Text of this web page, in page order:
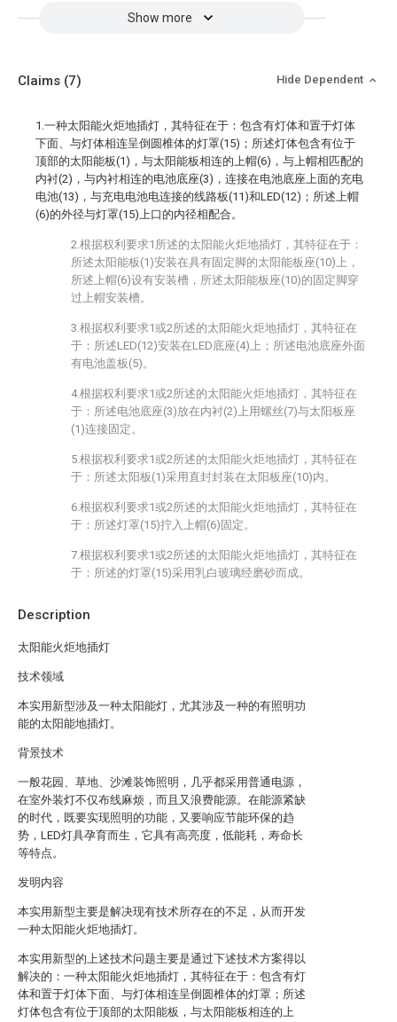
Show more
Description
太阳能火炬地插灯
技术领域
本实用新型涉及一种太阳能灯，尤其涉及一种的有照明功
能的太阳能地插灯。
背景技术
一般花园、草地、沙滩装饰照明，几乎都采用普通电源，
在室外装灯不仅布线麻烦，而且又浪费能源。在能源紧缺
的时代，既要实现照明的功能，又要响应节能环保的趋
势，LED灯具孕育而生，它具有高亮度，低能耗，寿命长
等特点。
发明内容
本实用新型主要是解决现有技术所存在的不足，从而开发
一种太阳能火炬地插灯。
本实用新型的上述技术问题主要是通过下述技术方案得以
解决的：一种太阳能火炬地插灯，其特征在于：包含有灯
体和置于灯体下面、与灯体相连呈倒圆椎体的灯罩；所述
灯体包含有位于顶部的太阳能板，与太阳能板相连的上
Claims (7) Hide Dependent
1.一种太阳能火炬地插灯，其特征在于：包含有灯体和置于灯体
下面、与灯体相连呈倒圆椎体的灯罩(15)；所述灯体包含有位于
顶部的太阳能板(1)，与太阳能板相连的上帽(6)，与上帽相匹配的
内衬(2)，与内衬相连的电池底座(3)，连接在电池底座上面的充电
电池(13)，与充电电池电连接的线路板(11)和LED(12)；所述上帽
(6)的外径与灯罩(15)上口的内径相配合。
2.根据权利要求1所述的太阳能火炬地插灯，其特征在于：
所述太阳能板(1)安装在具有固定脚的太阳能板座(10)上，
所述上帽(6)设有安装槽，所述太阳能板座(10)的固定脚穿
过上帽安装槽。
3.根据权利要求1或2所述的太阳能火炬地插灯，其特征在
于：所述LED(12)安装在LED底座(4)上；所述电池底座外面
有电池盖板(5)。
4.根据权利要求1或2所述的太阳能火炬地插灯，其特征在
于：所述电池底座(3)放在内衬(2)上用螺丝(7)与太阳板座
(1)连接固定。
5.根据权利要求1或2所述的太阳能火炬地插灯，其特征在
于：所述太阳板(1)采用直封封装在太阳板座(10)内。
6.根据权利要求1或2所述的太阳能火炬地插灯，其特征在
于：所述灯罩(15)拧入上帽(6)固定。
7.根据权利要求1或2所述的太阳能火炬地插灯，其特征在
于：所述的灯罩(15)采用乳白玻璃经磨砂而成。